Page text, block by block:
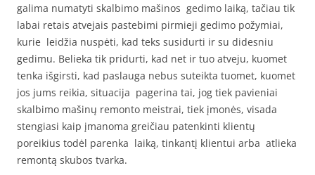
galima numatyti skalbimo mašinos gedimo laiką, tačiau tik
labai retais atvejais pastebimi pirmieji gedimo požymiai,
kurie leidžia nuspėti, kad teks susidurti ir su didesniu
gedimu. Belieka tik pridurti, kad net ir tuo atveju, kuomet
tenka išgirsti, kad paslauga nebus suteikta tuomet, kuomet
jos jums reikia, situacija pagerina tai, jog tiek pavieniai
skalbimo mašinų remonto meistrai, tiek įmonės, visada
stengiasi kaip įmanoma greičiau patenkinti klientų
poreikius todėl parenka laiką, tinkantį klientui arba atlieka
remontą skubos tvarka.